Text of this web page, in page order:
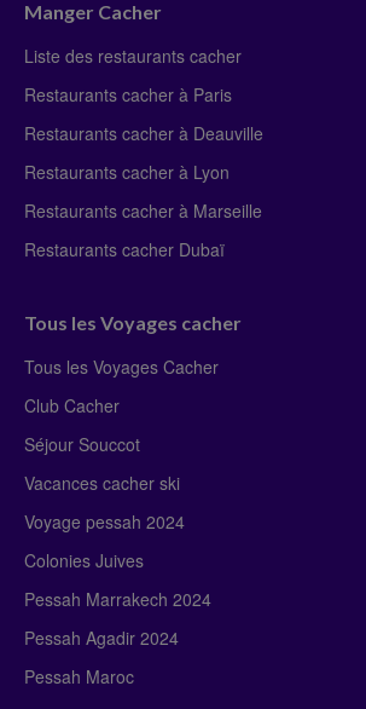
Manger Cacher
Liste des restaurants cacher
Restaurants cacher à Paris
Restaurants cacher à Deauville
Restaurants cacher à Lyon
Restaurants cacher à Marseille
Restaurants cacher Dubaï
Tous les Voyages cacher
Tous les Voyages Cacher
Club Cacher
Séjour Souccot
Vacances cacher ski
Voyage pessah 2024
Colonies Juives
Pessah Marrakech 2024
Pessah Agadir 2024
Pessah Maroc